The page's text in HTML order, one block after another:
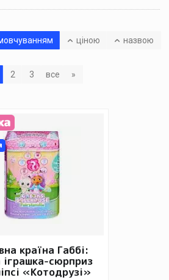
ціною назвою
2 3 все »
країна Габбі:
іграшка-сюрприз
«Котодрузі»